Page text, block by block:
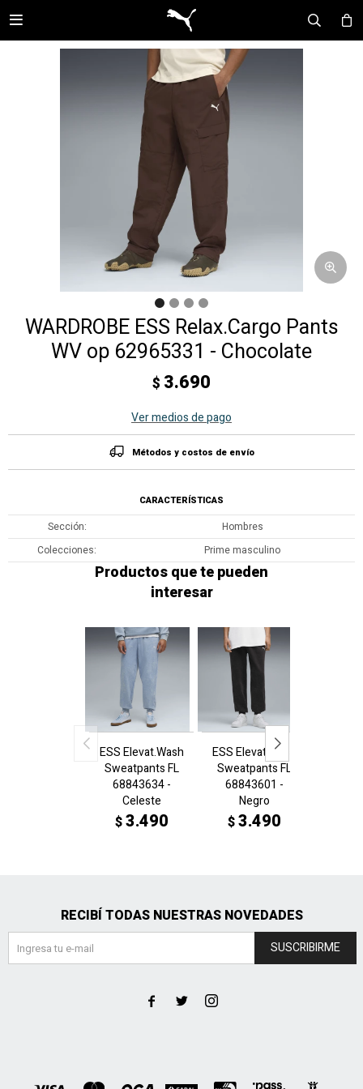

WARDROBE ESS Relax.Cargo Pants
WV op 62965331 - Chocolate
$ 3.690
Ver medios de pago
Métodos y costos de envío
CARACTERÍSTICAS
Sección
Hombres
Colecciones
Prime masculino
Productos que te pueden
interesar
ESS Elevat.Wash
Sweatpants FL
68843634 -
Celeste
$3.490
ESS Elevat.Wash
Sweatpants FL
68843601 -
Negro
$3.490
RECIBÍ TODAS NUESTRAS NOVEDADES
SUSCRIBIRME
  